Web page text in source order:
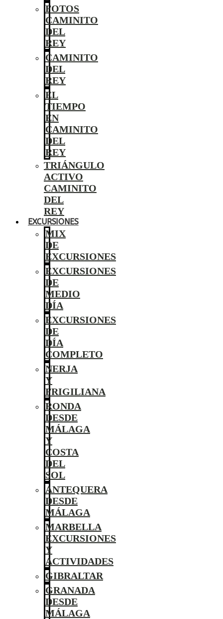
FOTOS
CAMINITO
DEL
REY
CAMINITO
DEL
REY
EL
TIEMPO
EN
CAMINITO
DEL
REY
TRIÁNGULO
ACTIVO
CAMINITO
DEL
REY
EXCURSIONES
MIX
DE
EXCURSIONES
EXCURSIONES
DE
MEDIO
DÍA
EXCURSIONES
DE
DÍA
COMPLETO
NERJA
Y
FRIGILIANA
RONDA
DESDE
MÁLAGA
Y
COSTA
DEL
SOL
ANTEQUERA
DESDE
MÁLAGA
MARBELLA
EXCURSIONES
Y
ACTIVIDADES
GIBRALTAR
GRANADA
DESDE
MÁLAGA